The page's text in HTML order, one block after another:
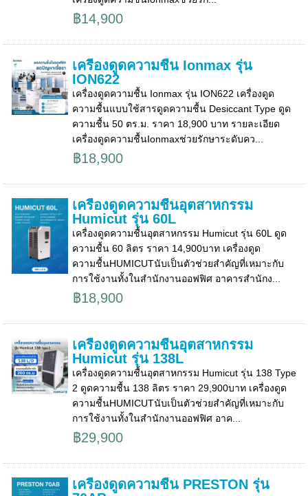
฿14,900
เครื่องดูดความชื้น Ionmax รุ่น
ION622
เครื่องดูดความชื้น Ionmax รุ่น ION622 เครื่องดูด
ความชื้นแบบใช้สารดูดความชื้น Desiccant Type ดูด
ความชื้น 50 ตร.ม. ราคา 18,900 บาท รายละเอียด
เครื่องดูดความชื้นIonmaxช่วยรักษาระดับคว...
฿18,900
เครื่องดูดความชื้นอุตสาหกรรม
Humicut รุ่น 60L
เครื่องดูดความชื้นอุตสาหกรรม Humicut รุ่น 60L ดูด
ความชื้น 60 ลิตร ราคา 14,900บาท เครื่องดูด
ความชื้นHUMICUTนับเป็นตัวช่วยสำคัญที่เหมาะกับ
การใช้งานทั้งในสำนักงานออฟฟิศ อาคารสำนักง...
฿18,900
เครื่องดูดความชื้นอุตสาหกรรม
Humicut รุ่น 138L
เครื่องดูดความชื้นอุตสาหกรรม Humicut รุ่น 138 Type
2 ดูดความชื้น 138 ลิตร ราคา 29,900บาท เครื่องดูด
ความชื้นHUMICUTนับเป็นตัวช่วยสำคัญที่เหมาะกับ
การใช้งานทั้งในสำนักงานออฟฟิศ อาค...
฿29,900
เครื่องดูดความชื้น PRESTON รุ่น